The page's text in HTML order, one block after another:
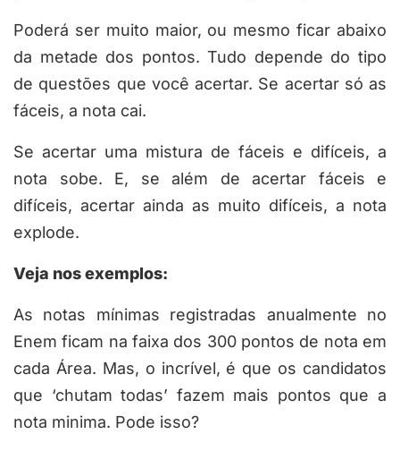
Poderá ser muito maior, ou mesmo ficar abaixo
da metade dos pontos. Tudo depende do tipo
de questões que você acertar. Se acertar só as
fáceis, a nota cai.
Se acertar uma mistura de fáceis e difíceis, a
nota sobe. E, se além de acertar fáceis e
difíceis, acertar ainda as muito difíceis, a nota
explode.
Veja nos exemplos:
As notas mínimas registradas anualmente no
Enem ficam na faixa dos 300 pontos de nota em
cada Área. Mas, o incrível, é que os candidatos
que ‘chutam todas’ fazem mais pontos que a
nota minima. Pode isso?